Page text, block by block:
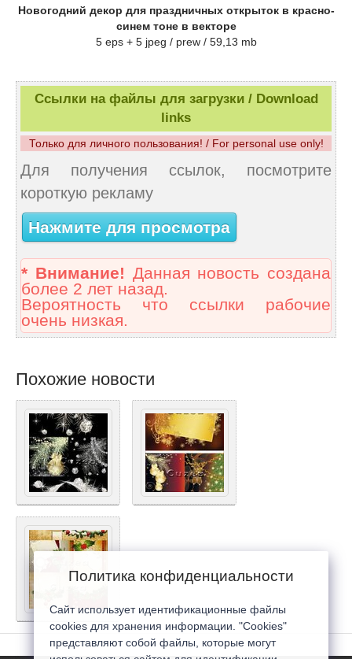
Новогодний декор для праздничных открыток в красно-
синем тоне в векторе
5 eps + 5 jpeg / prew / 59,13 mb
Ссылки на файлы для загрузки / Download
links
Только для личного пользования! / For personal use only!
Для получения ссылок, посмотрите
короткую рекламу
Нажмите для просмотра
* Внимание! Данная новость создана
более 2 лет назад.
Вероятность что ссылки рабочие
очень низкая.
Похожие новости
Политика конфиденциальности
Сайт использует идентификационные файлы
cookies для хранения информации. "Cookies"
представляют собой файлы, которые могут